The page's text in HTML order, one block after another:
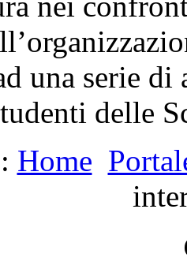
una serie
delle
Home